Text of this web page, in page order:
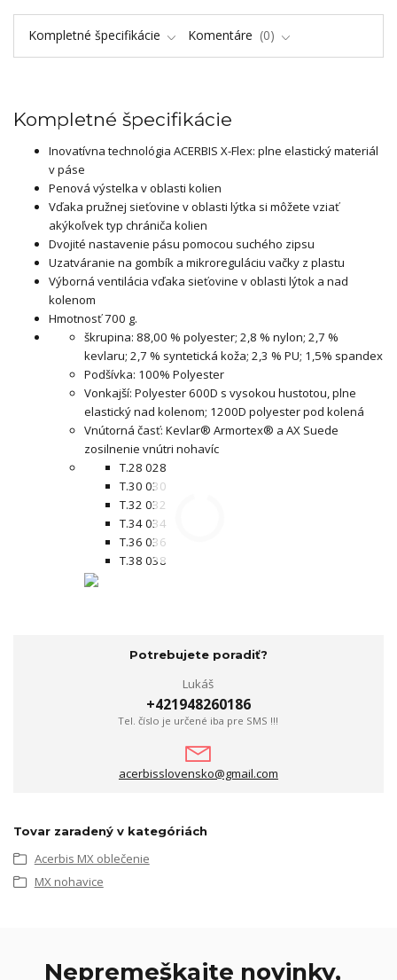
Kompletné špecifikácie Komentáre 0
Kompletné špecifikácie
Inovatívna technológia ACERBIS X-Flex: plne elastický materiál
v páse
Penová výstelka v oblasti kolien
Vďaka pružnej sieťovine v oblasti lýtka si môžete vziať
akýkoľvek typ chrániča kolien
Dvojité nastavenie pásu pomocou suchého zipsu
Uzatváranie na gombík a mikroreguláciu vačky z plastu
Výborná ventilácia vďaka sieťovine v oblasti lýtok a nad
kolenom
Hmotnosť 700 g.
škrupina: 88,00 % polyester; 2,8 % nylon; 2,7 %
kevlaru; 2,7 % syntetická koža; 2,3 % PU; 1,5% spandex
Podšívka: 100% Polyester
Vonkajší: Polyester 600D s vysokou hustotou, plne
elastický nad kolenom; 1200D polyester pod kolená
Vnútorná časť: Kevlar® Armortex® a AX Suede
zosilnenie vnútri nohavíc
T.28 028
T.30 030
T.32 032
T.34 034
T.36 036
T.38 038
Potrebujete poradiť?
Lukáš
+421948260186
Tel. číslo je určené iba pre SMS !!!
acerbisslovensko@gmail.com
Tovar zaradený v kategóriách
Acerbis MX oblečenie
MX nohavice
Nepremeškajte novinky,